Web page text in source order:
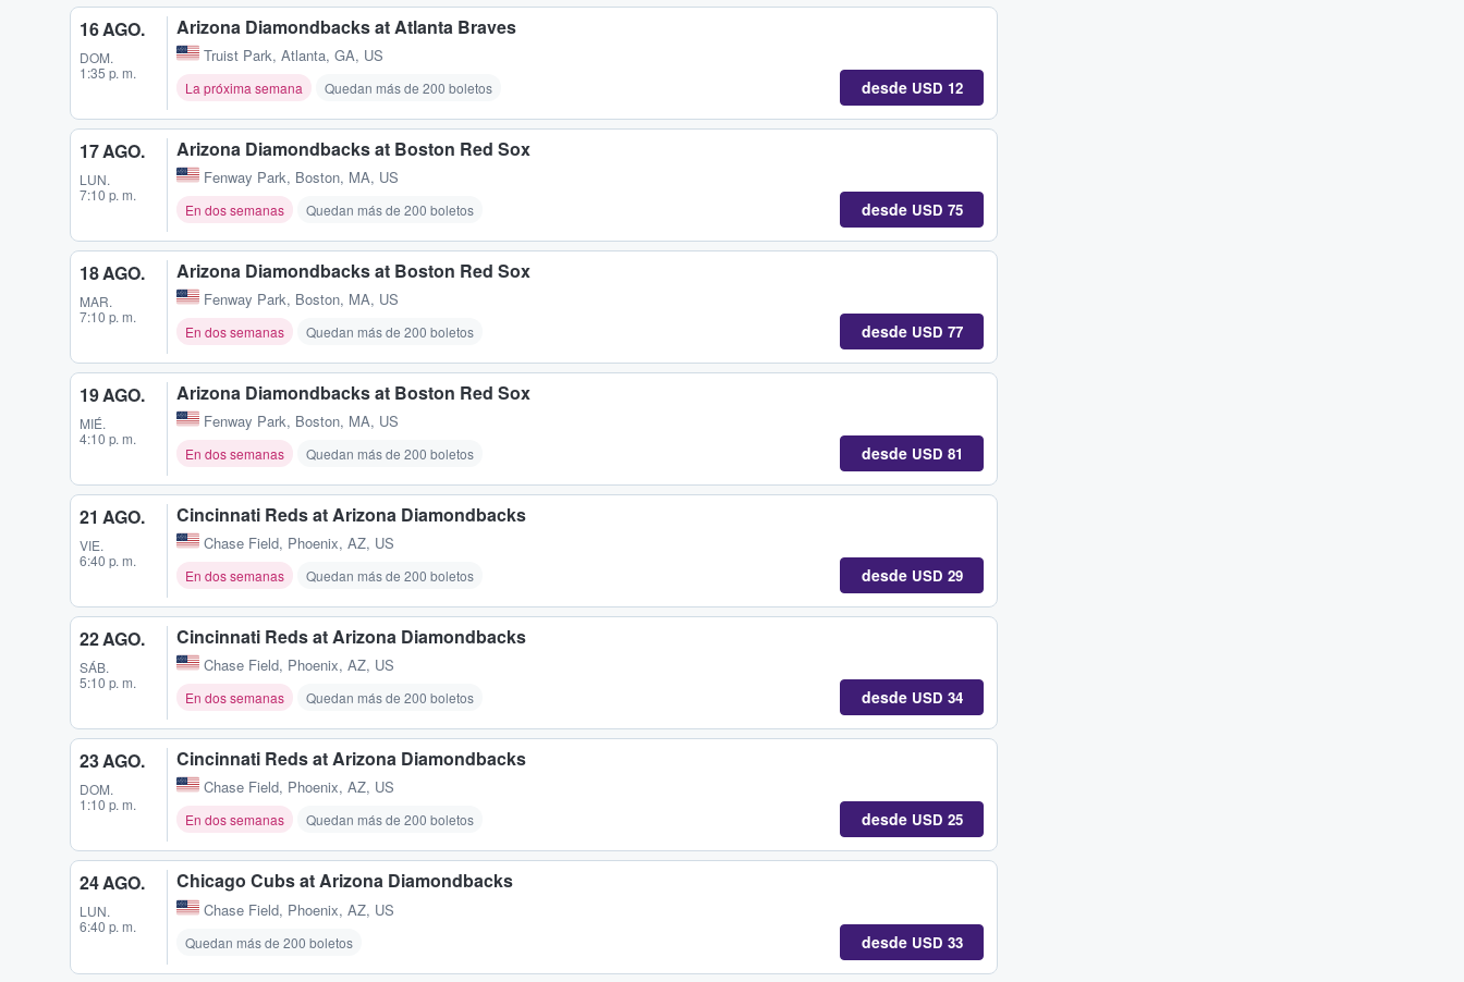
16 AGO.
DOM.
1:35 p. m.
Arizona Diamondbacks at Atlanta Braves
Truist Park, Atlanta, GA, US
La próxima semana Quedan más de 200 boletos desde USD 12
17 AGO.
LUN.
7:10 p. m.
Arizona Diamondbacks at Boston Red Sox
Fenway Park, Boston, MA, US
En dos semanas Quedan más de 200 boletos desde USD 75
18 AGO.
MAR.
7:10 p. m.
Arizona Diamondbacks at Boston Red Sox
Fenway Park, Boston, MA, US
En dos semanas Quedan más de 200 boletos desde USD 77
19 AGO.
MIÉ.
4:10 p. m.
Arizona Diamondbacks at Boston Red Sox
Fenway Park, Boston, MA, US
En dos semanas Quedan más de 200 boletos desde USD 81
21 AGO.
VIE.
6:40 p. m.
Cincinnati Reds at Arizona Diamondbacks
Chase Field, Phoenix, AZ, US
En dos semanas Quedan más de 200 boletos desde USD 29
22 AGO.
SÁB.
5:10 p. m.
Cincinnati Reds at Arizona Diamondbacks
Chase Field, Phoenix, AZ, US
En dos semanas Quedan más de 200 boletos desde USD 34
23 AGO.
DOM.
1:10 p. m.
Cincinnati Reds at Arizona Diamondbacks
Chase Field, Phoenix, AZ, US
En dos semanas Quedan más de 200 boletos desde USD 25
24 AGO.
LUN.
6:40 p. m.
Chicago Cubs at Arizona Diamondbacks
Chase Field, Phoenix, AZ, US
Quedan más de 200 boletos desde USD 33